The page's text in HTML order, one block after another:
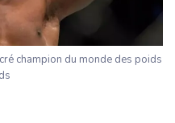
champion du monde des poids